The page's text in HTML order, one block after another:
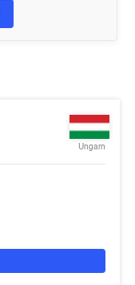
Ungarn